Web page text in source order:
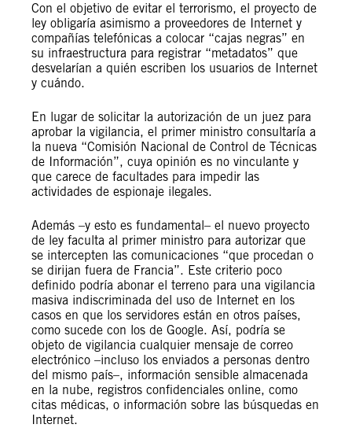
Con el objetivo de evitar el terrorismo, el proyecto de
ley obligaría asimismo a proveedores de Internet y
compañías telefónicas a colocar “cajas negras” en
su infraestructura para registrar “metadatos” que
desvelarían a quién escriben los usuarios de Internet
y cuándo.
En lugar de solicitar la autorización de un juez para
aprobar la vigilancia, el primer ministro consultaría a
la nueva “Comisión Nacional de Control de Técnicas
de Información”, cuya opinión es no vinculante y
que carece de facultades para impedir las
actividades de espionaje ilegales.
Además –y esto es fundamental– el nuevo proyecto
de ley faculta al primer ministro para autorizar que
se intercepten las comunicaciones “que procedan o
se dirijan fuera de Francia”. Este criterio poco
definido podría abonar el terreno para una vigilancia
masiva indiscriminada del uso de Internet en los
casos en que los servidores están en otros países,
como sucede con los de Google. Así, podría se
objeto de vigilancia cualquier mensaje de correo
electrónico –incluso los enviados a personas dentro
del mismo país–, información sensible almacenada
en la nube, registros confidenciales online, como
citas médicas, o información sobre las búsquedas en
Internet.